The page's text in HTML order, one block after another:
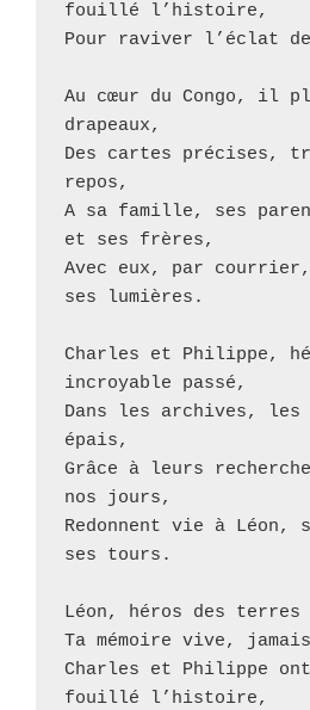
fouillé l’histoire,
Pour raviver l’éclat
Au cœur du Congo, il
drapeaux,
Des cartes précises,
repos,
A sa famille, ses
et ses frères,
Avec eux, par
ses lumières.
Charles et Philippe,
incroyable passé,
Dans les archives, les
épais,
Grâce à leurs
nos jours,
Redonnent vie à Léon,
ses tours.
Léon, héros des terres
Ta mémoire vive,
Charles et Philippe
fouillé l’histoire,